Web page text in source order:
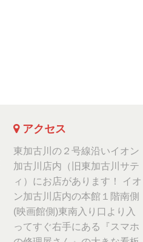
アクセス
東加古川の２号線沿いイオン
加古川店内（旧東加古川サテ
ィ）にお店があります！ イオ
ン加古川店内の本館１階南側
(映画館側)東南入り口より入
ってすぐ右手にある『スマホ